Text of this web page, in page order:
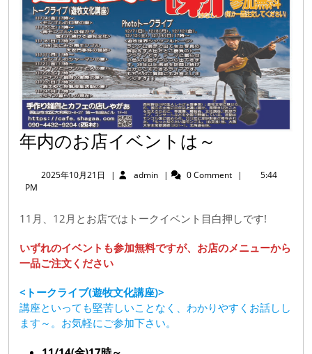
ン
年内のお店イベントは～
の
店
イ
ト
2025年10月21日 2025
月
21
| adminadmin
| 0 Comment |
5:44
PM
11月、12月とお店ではトークイベント目白押しです!
いずれのイベントも参加無料ですが、お店のメニューから
一品ご注文ください
<トークライブ(遊牧文化講座)>
講座といっても堅苦しいことなく、わかりやすくお話しし
ます～。お気軽にご参加下さい。